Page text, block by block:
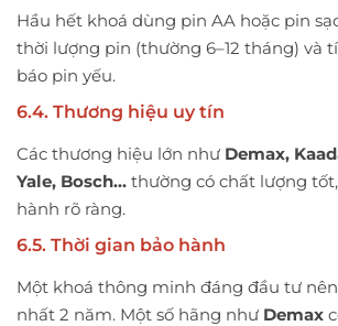
Hầu hết khoá dùng pin AA hoặc pin
thời lượng pin (thường 6–12 tháng) và
báo pin yếu.
6.4. Thương hiệu uy tín
Các thương hiệu lớn như Demax,
Yale, Bosch… thường có chất lượng
hành rõ ràng.
6.5. Thời gian bảo hành
Một khoá thông minh đáng đầu tư
nhất 2 năm. Một số hãng như Demax